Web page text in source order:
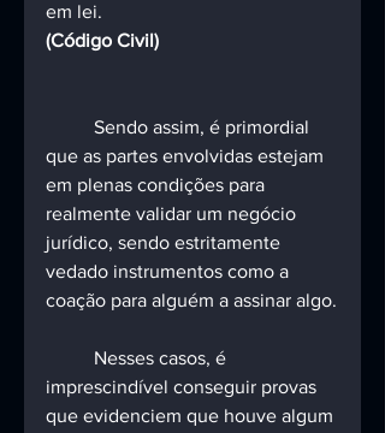
em lei.
(Código Civil)
que as partes envolvidas estejam
em plenas condições para
realmente validar um negócio
jurídico, sendo estritamente
vedado instrumentos como a
coação para alguém a assinar algo.
imprescindível conseguir provas
que evidenciem que houve algum